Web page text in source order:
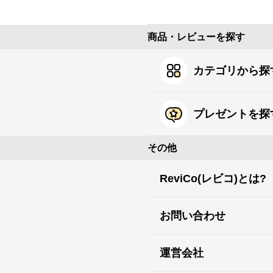
商品・レビューを探す
カテゴリから探
プレゼントを探
その他
ReviCo(レビコ)とは?
お問い合わせ
運営会社